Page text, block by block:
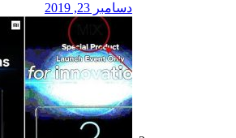
دسامبر 23, 2019